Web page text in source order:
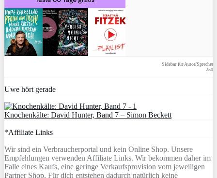
Sidebar für Autor/Sprecher
250
Uwe hört gerade
Knochenkälte: David Hunter, Band 7 – Simon Beckett
*Affiliate Links
Wir sind ein Verbraucherportal und kein Online Shop. Unsere
Empfehlungen verwenden Affiliate Links. Wir bekommen daher im
Falle eines Kaufs, eine geringe Verkaufsprovision vom jeweiligen
Partner Shop. Für dich entstehen dadurch natürlich keine